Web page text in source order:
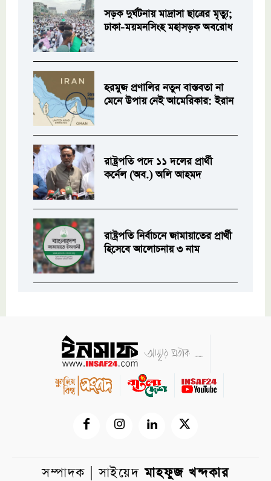
সড়ক দুর্ঘটনায় মাদ্রাসা ছাত্রের মৃত্যু;
ঢাকা-ময়মনসিংহ মহাসড়ক অবরোধ
হরমুজ প্রণালির নতুন বাস্তবতা না
মেনে উপায় নেই আমেরিকার: ইরান
রাষ্ট্রপতি পদে ১১ দলের প্রার্থী
কর্নেল (অব.) অলি আহমদ
রাষ্ট্রপতি নির্বাচনে জামায়াতের প্রার্থী
হিসেবে আলোচনায় ৩ নাম
সম্পাদক | সাইয়েদমাহফুজ খন্দকার